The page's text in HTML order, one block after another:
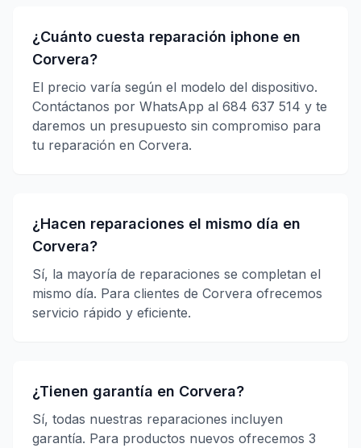
¿Cuánto cuesta reparación iphone en
Corvera?
El precio varía según el modelo del dispositivo.
Contáctanos por WhatsApp al 684 637 514 y te
daremos un presupuesto sin compromiso para
tu reparación en Corvera.
¿Hacen reparaciones el mismo día en
Corvera?
Sí, la mayoría de reparaciones se completan el
mismo día. Para clientes de Corvera ofrecemos
servicio rápido y eficiente.
¿Tienen garantía en Corvera?
Sí, todas nuestras reparaciones incluyen
garantía. Para productos nuevos ofrecemos 3